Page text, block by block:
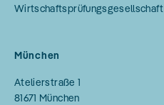
Wirtschaftsprüfungsgesellschaft
München
Atelierstraße 1
81671 München